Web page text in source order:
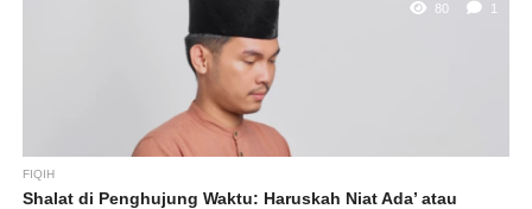
80 1
FIQIH
Shalat di Penghujung Waktu: Haruskah Niat Ada’ atau